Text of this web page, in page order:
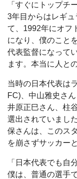
「すぐにトップチ
3年目からはレギ
て、1992年にオフ
になり、僕のこと
代表監督になって
ます。本当に人と
当時の日本代表は
FC)、中山雅史さ
井原正巳さん、柱
選出されていまし
保さんは、このス
を崩さずサッカー
「日本代表でも自
僕は、普通の選手